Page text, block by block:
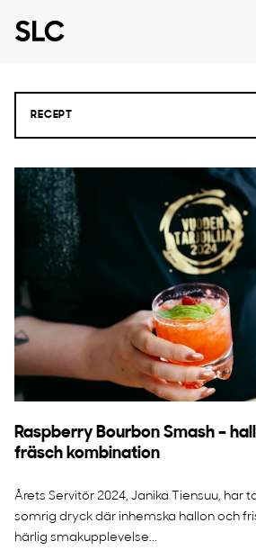
Raspberry Bourbon Smash –
fräsch kombination
Årets Servitör 2024, Janika Tiensuu, har
somrig dryck där inhemska hallon och
härlig smakupplevelse...